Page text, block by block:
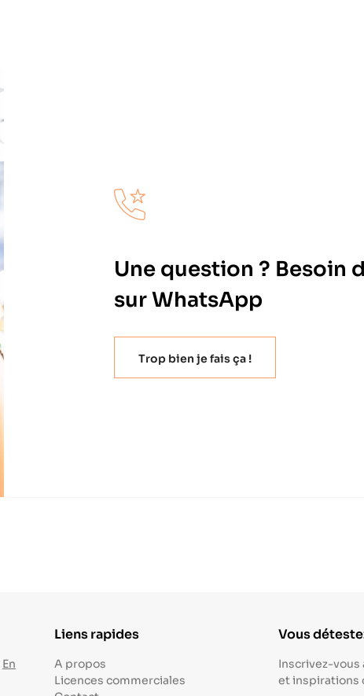
Une question ? Besoin
sur WhatsApp
Trop bien je fais ça !
En
Liens rapides
A propos
Licences commerciales
Vous
Inscrivez-vous
et inspirations